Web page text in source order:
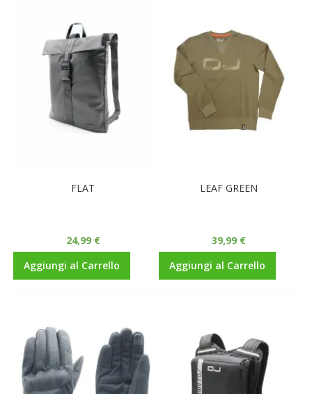
FLAT
24,99 €
Aggiungi al Carrello
LEAF GREEN
39,99 €
Aggiungi al Carrello